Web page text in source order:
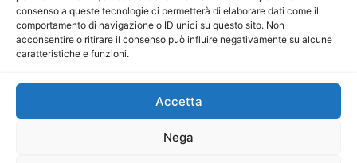
consenso a queste tecnologie ci permetterà di elaborare dati come il
comportamento di navigazione o ID unici su questo sito. Non
acconsentire o ritirare il consenso può influire negativamente su alcune
caratteristiche e funzioni.
Accetta
Nega
Main partner